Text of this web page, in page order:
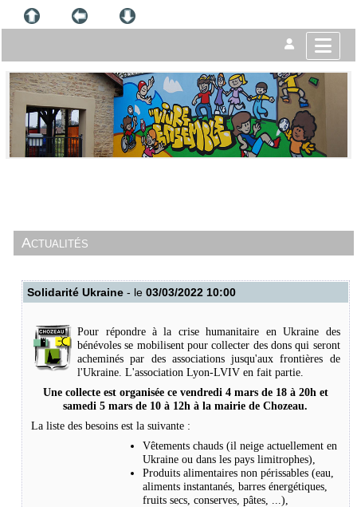
Actualités
Solidarité Ukraine - le 03/03/2022 10:00
Pour répondre à la crise humanitaire en Ukraine des
bénévoles se mobilisent pour collecter des dons qui seront
acheminés par des associations jusqu'aux frontières de
l'Ukraine. L'association Lyon-LVIV en fait partie.
Une collecte est organisée ce vendredi 4 mars de 18 à 20h et
samedi 5 mars de 10 à 12h à la mairie de Chozeau.
La liste des besoins est la suivante :
Vêtements chauds (il neige actuellement en
Ukraine ou dans les pays limitrophes),
Produits alimentaires non périssables (eau,
aliments instantanés, barres énergétiques,
fruits secs, conserves, pâtes, ...),